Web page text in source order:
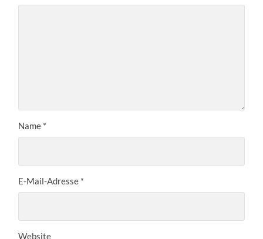
Name *
E-Mail-Adresse *
Website